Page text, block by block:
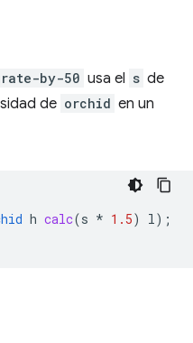
by-50 usa el s de
de orchid en un
h calc(s * 1.5) l );